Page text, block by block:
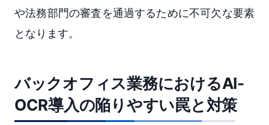
や法務部門の審査を通過するために不可欠な要素
となります。
バックオフィス業務におけるAI-
OCR導入の陥りやすい罠と対策